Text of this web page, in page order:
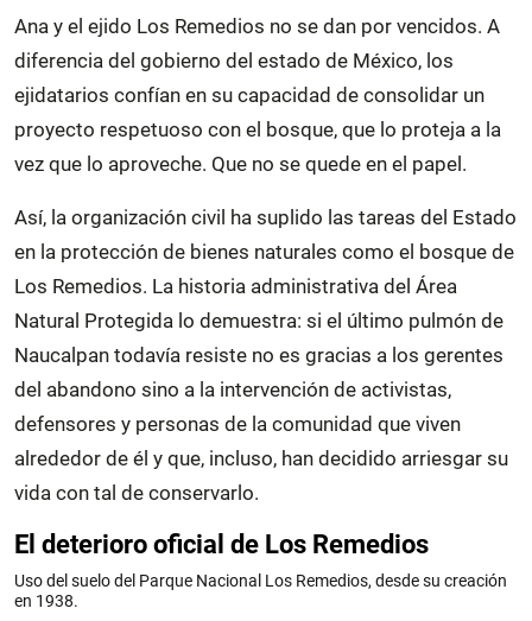
Ana y el ejido Los Remedios no se dan por vencidos. A
diferencia del gobierno del estado de México, los
ejidatarios confían en su capacidad de consolidar un
proyecto respetuoso con el bosque, que lo proteja a la
vez que lo aproveche. Que no se quede en el papel.
Así, la organización civil ha suplido las tareas del Estado
en la protección de bienes naturales como el bosque de
Los Remedios. La historia administrativa del Área
Natural Protegida lo demuestra: si el último pulmón de
Naucalpan todavía resiste no es gracias a los gerentes
del abandono sino a la intervención de activistas,
defensores y personas de la comunidad que viven
alrededor de él y que, incluso, han decidido arriesgar su
vida con tal de conservarlo.